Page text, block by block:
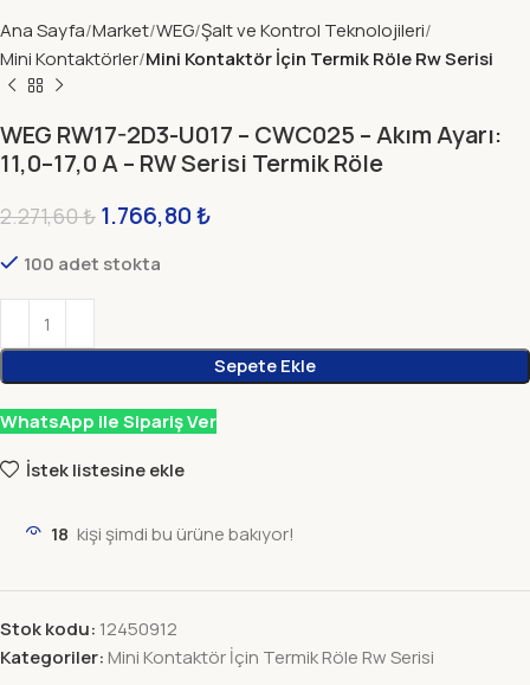
Ana Sayfa Market WEG Şalt ve Kontrol Teknolojileri
Mini Kontaktörler Mini Kontaktör İçin Termik Röle Rw Serisi
WEG RW17-2D3-U017 – CWC025 – Akım Ayarı:
11,0–17,0 A – RW Serisi Termik Röle
2.271,60₺ 1.766,80₺
100 adet stokta
Sepete Ekle
WhatsApp ile Sipariş Ver
İstek listesine ekle
18 kişi şimdi bu ürüne bakıyor!
Stok kodu: 12450912
Kategoriler: Mini Kontaktör İçin Termik Röle Rw Serisi